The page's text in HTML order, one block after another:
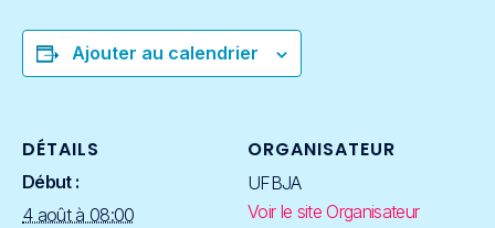
Ajouter au calendrier
DÉTAILS
Début :
4 août à 08:00
ORGANISATEUR
UFBJA
Voir le site Organisateur